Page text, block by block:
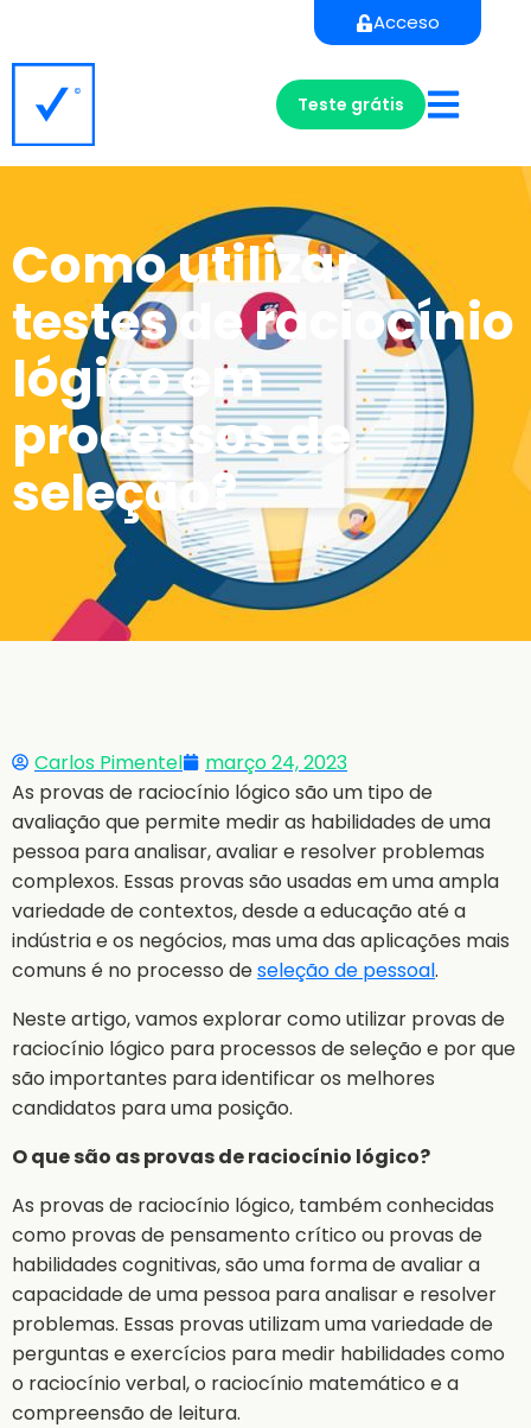
Acceso
Teste grátis
Como utilizar
testes de raciocínio
lógico em
processos de
seleção?
Carlos Pimentel
março 24, 2023
As provas de raciocínio lógico são um tipo de
avaliação que permite medir as habilidades de uma
pessoa para analisar, avaliar e resolver problemas
complexos. Essas provas são usadas em uma ampla
variedade de contextos, desde a educação até a
indústria e os negócios, mas uma das aplicações mais
comuns é no processo deseleção de pessoal.
Neste artigo, vamos explorar como utilizar provas de
raciocínio lógico para processos de seleção e por que
são importantes para identificar os melhores
candidatos para uma posição.
O que são as provas de raciocínio lógico?
As provas de raciocínio lógico, também conhecidas
como provas de pensamento crítico ou provas de
habilidades cognitivas, são uma forma de avaliar a
capacidade de uma pessoa para analisar e resolver
problemas. Essas provas utilizam uma variedade de
perguntas e exercícios para medir habilidades como
o raciocínio verbal, o raciocínio matemático e a
compreensão de leitura.